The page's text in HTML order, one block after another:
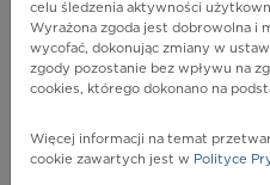
POKAŻ
celu śledzenia aktywności
Wyrażona zgoda jest dobrowolna i
wycofać, dokonując zmiany w
zgody pozostanie bez wpływu na
cookies, którego dokonano na
Więcej informacji na temat
cookie zawartych jest w Polityce